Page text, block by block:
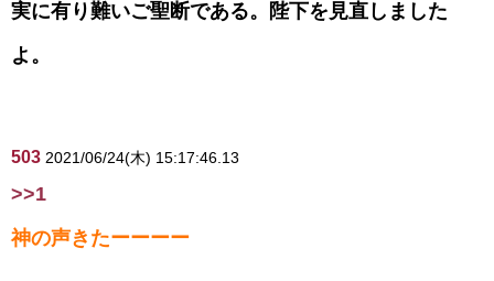
実に有り難いご聖断である。陛下を見直しました
よ。
503 2021/06/24(木) 15:17:46.13
>>1
神の声きたーーーー